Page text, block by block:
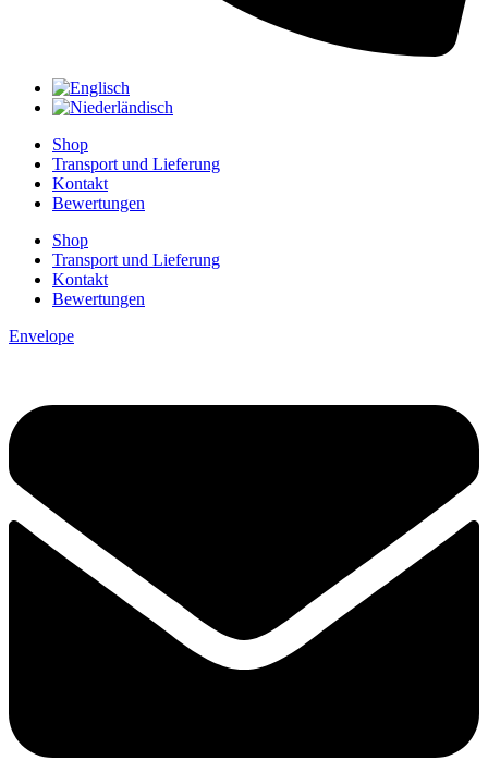
Shop
Transport und Lieferung
Kontakt
Bewertungen
Shop
Transport und Lieferung
Kontakt
Bewertungen
Envelope